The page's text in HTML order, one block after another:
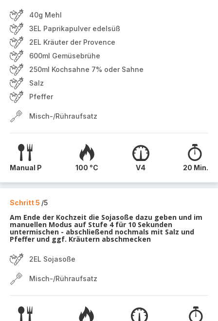
40g Mehl
3EL Paprikapulver edelsüß
2EL Kräuter der Provence
600ml Gemüsebrühe
250ml Kochsahne 7% oder Sahne
Salz
Pfeffer
Misch-/Rühraufsatz
Manual P 100 °C V4 20 Min.
Schritt 5 /5
Am Ende der Kochzeit die Sojasoße dazu geben und im
manuellen Modus auf Stufe 4 für 10 Sekunden
untermischen - abschließend nochmals mit Salz und
Pfeffer und ggf. Kräutern abschmecken
2EL Sojasoße
Misch-/Rühraufsatz